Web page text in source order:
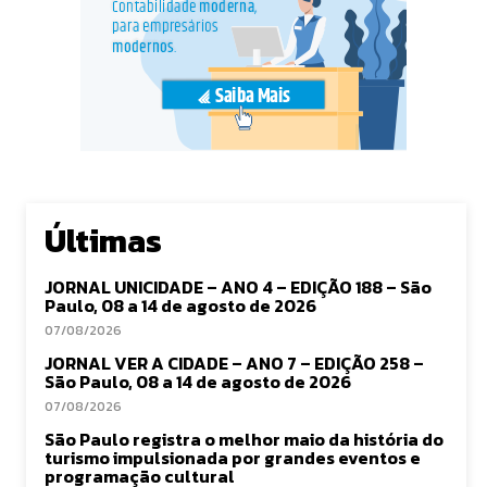
Últimas
JORNAL UNICIDADE – ANO 4 – EDIÇÃO 188 – São
Paulo, 08 a 14 de agosto de 2026
07/08/2026
JORNAL VER A CIDADE – ANO 7 – EDIÇÃO 258 –
São Paulo, 08 a 14 de agosto de 2026
07/08/2026
São Paulo registra o melhor maio da história do
turismo impulsionada por grandes eventos e
programação cultural